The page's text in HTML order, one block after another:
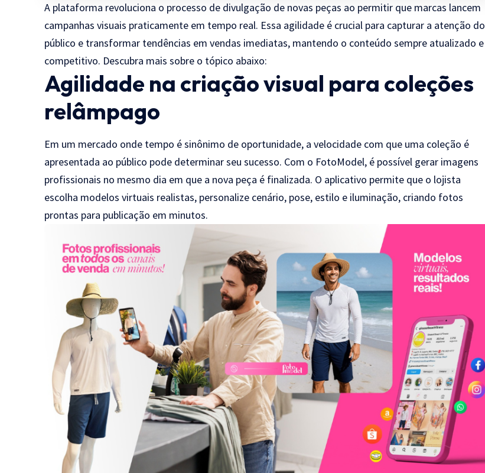
A plataforma revoluciona o processo de divulgação de novas peças ao permitir que marcas lancem
campanhas visuais praticamente em tempo real. Essa agilidade é crucial para capturar a atenção do
público e transformar tendências em vendas imediatas, mantendo o conteúdo sempre atualizado e
competitivo. Descubra mais sobre o tópico abaixo:
Agilidade na criação visual para coleções
relâmpago
Em um mercado onde tempo é sinônimo de oportunidade, a velocidade com que uma coleção é
apresentada ao público pode determinar seu sucesso. Com o FotoModel, é possível gerar imagens
profissionais no mesmo dia em que a nova peça é finalizada. O aplicativo permite que o lojista
escolha modelos virtuais realistas, personalize cenário, pose, estilo e iluminação, criando fotos
prontas para publicação em minutos.